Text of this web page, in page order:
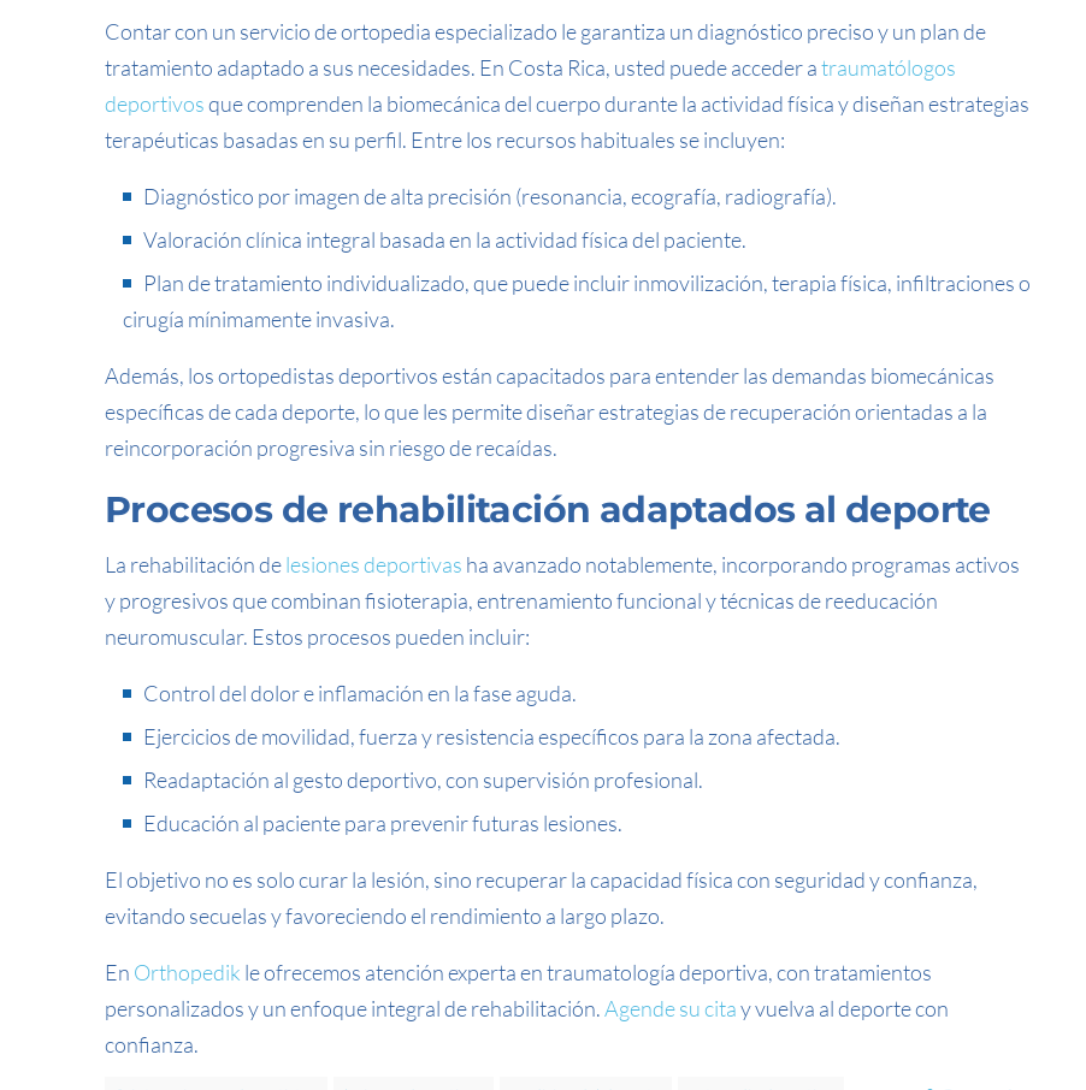
Contar con un servicio de ortopedia especializado le garantiza un diagnóstico preciso y un plan de
tratamiento adaptado a sus necesidades. En Costa Rica, usted puede acceder atraumatólogos
deportivosque comprenden la biomecánica del cuerpo durante la actividad física y diseñan estrategias
terapéuticas basadas en su perfil. Entre los recursos habituales se incluyen:
Diagnóstico por imagen de alta precisión (resonancia, ecografía, radiografía).
Valoración clínica integral basada en la actividad física del paciente.
Plan de tratamiento individualizado, que puede incluir inmovilización, terapia física, infiltraciones o
cirugía mínimamente invasiva.
Además, los ortopedistas deportivos están capacitados para entender las demandas biomecánicas
específicas de cada deporte, lo que les permite diseñar estrategias de recuperación orientadas a la
reincorporación progresiva sin riesgo de recaídas.
Procesos de rehabilitación adaptados al deporte
La rehabilitación delesiones deportivas ha avanzado notablemente, incorporando programas activos
y progresivos que combinan fisioterapia, entrenamiento funcional y técnicas de reeducación
neuromuscular. Estos procesos pueden incluir:
Control del dolor e inflamación en la fase aguda.
Ejercicios de movilidad, fuerza y resistencia específicos para la zona afectada.
Readaptación al gesto deportivo, con supervisión profesional.
Educación al paciente para prevenir futuras lesiones.
El objetivo no es solo curar la lesión, sino recuperar la capacidad física con seguridad y confianza,
evitando secuelas y favoreciendo el rendimiento a largo plazo.
En Orthopedik le ofrecemos atención experta en traumatología deportiva, con tratamientos
personalizados y un enfoque integral de rehabilitación.Agende su citay vuelva al deporte con
confianza.